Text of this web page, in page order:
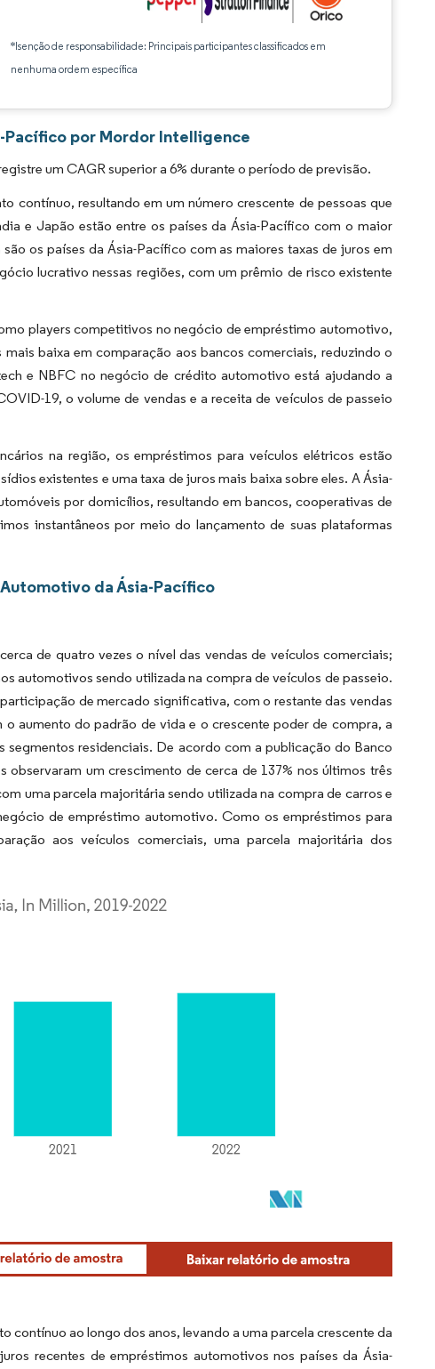
*Isenção de responsabilidade: Principais participantes classificados em
nenhuma ordem específica
por Mordor Intelligence
um CAGR superior a 6% durante o período de previsão.
contínuo, resultando em um número crescente de pessoas que
e Japão estão entre os países da Ásia-Pacífico com o maior
os países da Ásia-Pacífico com as maiores taxas de juros em
lucrativo nessas regiões, com um prêmio de risco existente
players competitivos no negócio de empréstimo automotivo,
baixa em comparação aos bancos comerciais, reduzindo o
e NBFC no negócio de crédito automotivo está ajudando a
19, o volume de vendas e a receita de veículos de passeio
na região, os empréstimos para veículos elétricos estão
existentes e uma taxa de juros mais baixa sobre eles. A Ásia-
por domicílios, resultando em bancos, cooperativas de
instantâneos por meio do lançamento de suas plataformas
da Ásia-Pacífico
de quatro vezes o nível das vendas de veículos comerciais;
automotivos sendo utilizada na compra de veículos de passeio.
de mercado significativa, com o restante das vendas
aumento do padrão de vida e o crescente poder de compra, a
residenciais. De acordo com a publicação do Banco
um crescimento de cerca de 137% nos últimos três
uma parcela majoritária sendo utilizada na compra de carros e
de empréstimo automotivo. Como os empréstimos para
aos veículos comerciais, uma parcela majoritária dos
contínuo ao longo dos anos, levando a uma parcela crescente da
recentes de empréstimos automotivos nos países da Ásia-